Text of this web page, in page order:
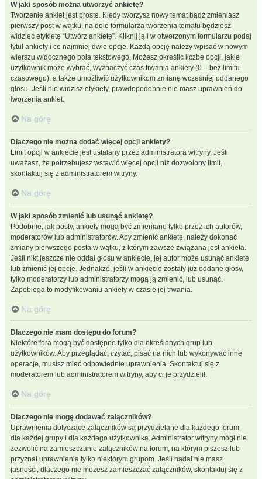
W jaki sposób można utworzyć ankietę?
Tworzenie ankiet jest proste. Kiedy tworzysz nowy temat bądź zmieniasz
pierwszy post w wątku, na dole formularza tworzenia tematu będziesz
widzieć etykietę “Utwórz ankietę”. Kliknij ją i w otworzonym formularzu podaj
tytuł ankiety i co najmniej dwie opcje. Każdą opcję należy wpisać w nowym
wierszu widocznego pola tekstowego. Możesz określić liczbę opcji, jakie
użytkownik może wybrać, wyznaczyć czas trwania ankiety (0 – bez limitu
czasowego), a także umożliwić użytkownikom zmianę wcześniej oddanego
głosu. Jeśli nie widzisz etykiety, prawdopodobnie nie masz uprawnień do
tworzenia ankiet.
Na górę
Dlaczego nie można dodać więcej opcji ankiety?
Limit opcji w ankiecie jest ustalany przez administratora witryny. Jeśli
uważasz, że potrzebujesz wstawić więcej opcji niż dozwolony limit,
skontaktuj się z administratorem witryny.
Na górę
W jaki sposób zmienić lub usunąć ankietę?
Podobnie, jak posty, ankiety mogą być zmieniane tylko przez ich autorów,
moderatorów lub administratorów. Aby zmienić ankietę, należy dokonać
zmiany pierwszego posta w wątku, z którym zawsze związana jest ankieta.
Jeśli nikt jeszcze nie oddał głosu w ankiecie, jej autor może usunąć ankietę
lub zmienić jej opcje. Jednakże, jeśli w ankiecie zostały już oddane głosy,
tylko moderatorzy lub administratorzy mogą ją zmienić, lub usunąć.
Zapobiega to modyfikowaniu ankiety w czasie jej trwania.
Na górę
Dlaczego nie mam dostępu do forum?
Niektóre fora mogą być dostępne tylko dla określonych grup lub
użytkowników. Aby przeglądać, czytać, pisać na nich lub wykonywać inne
operacje, musisz mieć odpowiednie uprawnienia. Skontaktuj się z
moderatorem lub administratorem witryny, aby ci je przydzielił.
Na górę
Dlaczego nie mogę dodawać załączników?
Uprawnienia dotyczące załączników są przydzielane dla każdego forum,
dla każdej grupy i dla każdego użytkownika. Administrator witryny mógł nie
zezwolić na zamieszczanie załączników na forum, na którym piszesz lub
przyznał uprawnienia tylko niektórym grupom. Jeśli nadal nie masz
jasności, dlaczego nie możesz zamieszczać załączników, skontaktuj się z